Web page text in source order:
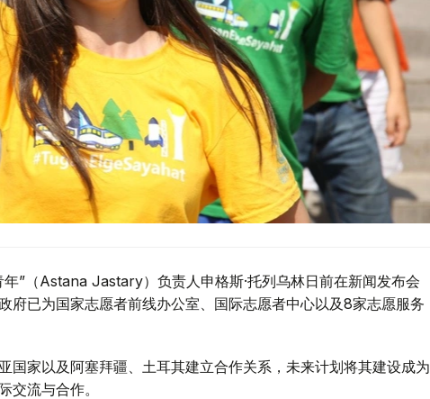
”（Astana Jastary）负责人申格斯·托列乌林日前在新闻发布会
府已为国家志愿者前线办公室、国际志愿者中心以及8家志愿服务
国家以及阿塞拜疆、土耳其建立合作关系，未来计划将其建设成为
交流与合作。